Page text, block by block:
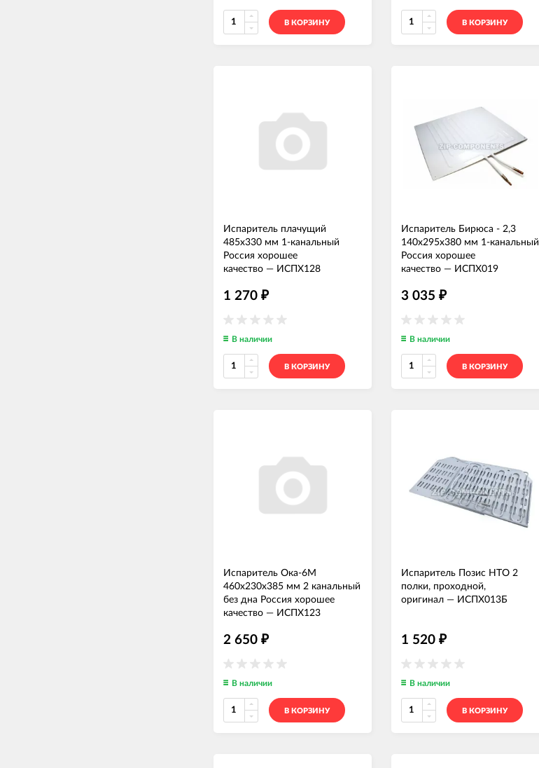
В КОРЗИНУ В КОРЗИНУ
Испаритель плачущий
485x330 мм 1-канальный
Россия хорошее
качество — ИСПХ128
1 270 ₽
В наличии
В КОРЗИНУ
Испаритель Бирюса - 2,3
140x295x380 мм 1-канальный
Россия хорошее
качество — ИСПХ019
3 035 ₽
В наличии
В КОРЗИНУ
Испаритель Ока-6М
460x230x385 мм 2 канальный
без дна Россия хорошее
качество — ИСПХ123
2 650 ₽
В наличии
В КОРЗИНУ
Испаритель Позис НТО 2
полки, проходной,
оригинал — ИСПХ013Б
1 520 ₽
В наличии
В КОРЗИНУ